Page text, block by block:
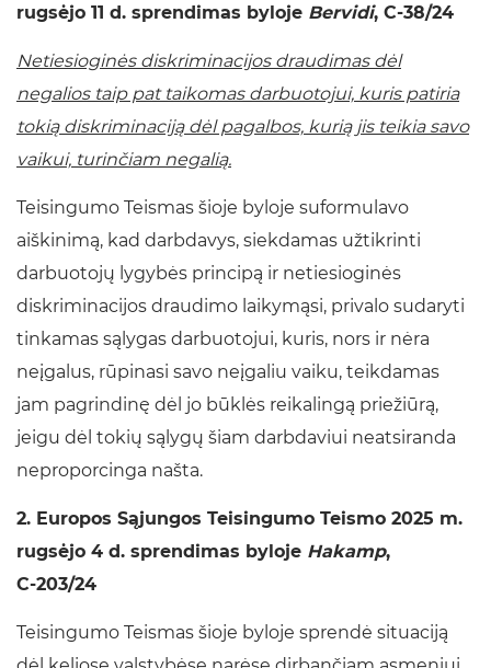
rugsėjo 11 d. sprendimas byloje Bervidi, C‑38/24
Netiesioginės diskriminacijos draudimas dėl
negalios taip pat taikomas darbuotojui, kuris patiria
tokią diskriminaciją dėl pagalbos, kurią jis teikia savo
vaikui, turinčiam negalią.
Teisingumo Teismas šioje byloje suformulavo
aiškinimą, kad darbdavys, siekdamas užtikrinti
darbuotojų lygybės principą ir netiesioginės
diskriminacijos draudimo laikymąsi, privalo sudaryti
tinkamas sąlygas darbuotojui, kuris, nors ir nėra
neįgalus, rūpinasi savo neįgaliu vaiku, teikdamas
jam pagrindinę dėl jo būklės reikalingą priežiūrą,
jeigu dėl tokių sąlygų šiam darbdaviui neatsiranda
neproporcinga našta.
2. Europos Sąjungos Teisingumo Teismo 2025 m.
rugsėjo 4 d. sprendimas byloje Hakamp,
C‑203/24
Teisingumo Teismas šioje byloje sprendė situaciją